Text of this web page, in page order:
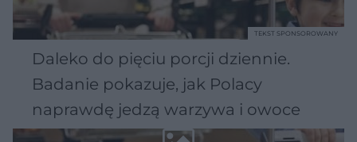
Daleko do pięciu porcji dziennie.
Badanie pokazuje, jak Polacy
naprawdę jedzą warzywa i owoce
TEKST SPONSOROWANY